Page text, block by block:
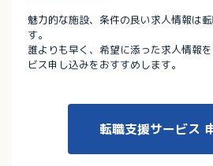
魅力的な施設、条件の良い求人情報は
す。
誰よりも早く、希望に添った求人情報
ビス申し込みをおすすめします。
転職支援サービス